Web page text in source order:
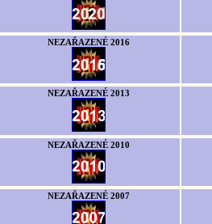
NEZAŘAZENÉ 2016
NEZAŘAZENÉ 2013
NEZAŘAZENÉ 2010
NEZAŘAZENÉ 2007